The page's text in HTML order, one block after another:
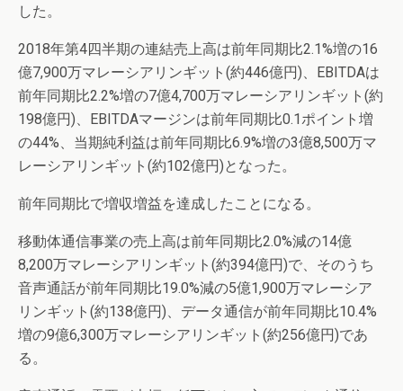
した。
2018年第4四半期の連結売上高は前年同期比2.1%増の16
億7,900万マレーシアリンギット(約446億円)、EBITDAは
前年同期比2.2%増の7億4,700万マレーシアリンギット(約
198億円)、EBITDAマージンは前年同期比0.1ポイント増
の44%、当期純利益は前年同期比6.9%増の3億8,500万マ
レーシアリンギット(約102億円)となった。
前年同期比で増収増益を達成したことになる。
移動体通信事業の売上高は前年同期比2.0%減の14億
8,200万マレーシアリンギット(約394億円)で、そのうち
音声通話が前年同期比19.0%減の5億1,900万マレーシア
リンギット(約138億円)、データ通信が前年同期比10.4%
増の9億6,300万マレーシアリンギット(約256億円)であ
る。